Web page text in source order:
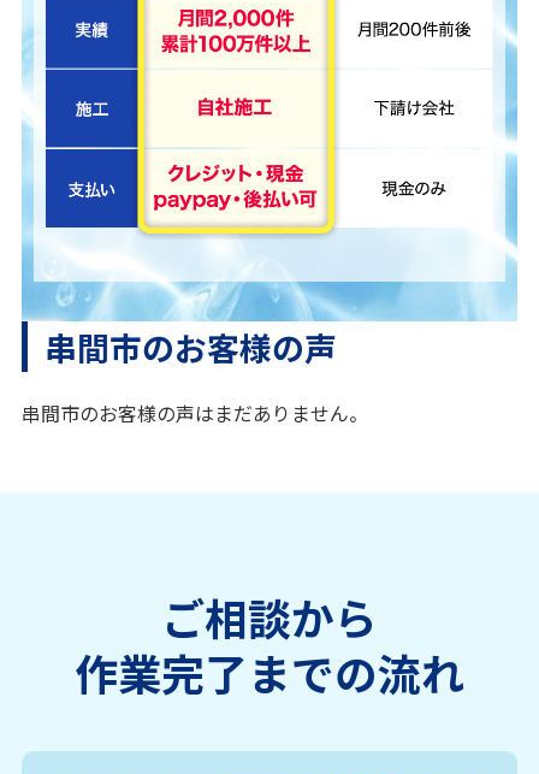
串間市のお客様の声
串間市のお客様の声はまだありません。
ご相談から
作業完了までの流れ